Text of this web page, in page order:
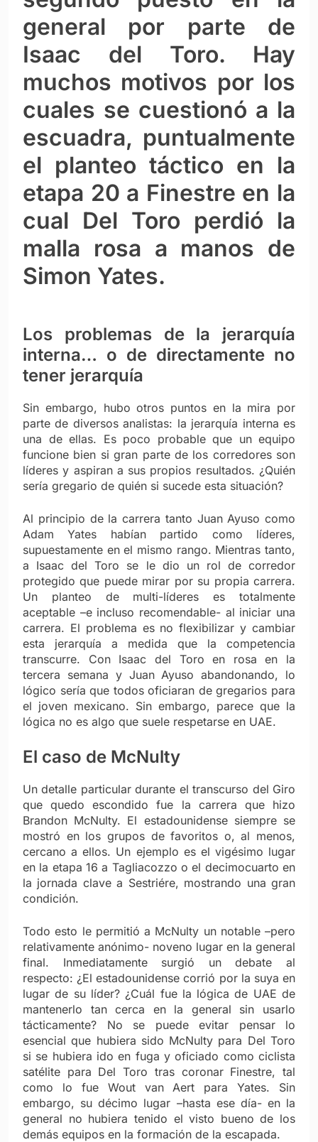
general por parte de
Isaac del Toro. Hay
muchos motivos por los
cuales se cuestionó a la
escuadra, puntualmente
el planteo táctico en la
etapa 20 a Finestre en la
cual Del Toro perdió la
malla rosa a manos de
Simon Yates.
Los problemas de la jerarquía
interna… o de directamente no
tener jerarquía
Sin embargo, hubo otros puntos en la mira por
parte de diversos analistas: la jerarquía interna es
una de ellas. Es poco probable que un equipo
funcione bien si gran parte de los corredores son
líderes y aspiran a sus propios resultados. ¿Quién
sería gregario de quién si sucede esta situación?
Al principio de la carrera tanto Juan Ayuso como
Adam Yates habían partido como líderes,
supuestamente en el mismo rango. Mientras tanto,
a Isaac del Toro se le dio un rol de corredor
protegido que puede mirar por su propia carrera.
Un planteo de multi-líderes es totalmente
aceptable –e incluso recomendable- al iniciar una
carrera. El problema es no flexibilizar y cambiar
esta jerarquía a medida que la competencia
transcurre. Con Isaac del Toro en rosa en la
tercera semana y Juan Ayuso abandonando, lo
lógico sería que todos oficiaran de gregarios para
el joven mexicano. Sin embargo, parece que la
lógica no es algo que suele respetarse en UAE.
El caso de McNulty
Un detalle particular durante el transcurso del Giro
que quedo escondido fue la carrera que hizo
Brandon McNulty. El estadounidense siempre se
mostró en los grupos de favoritos o, al menos,
cercano a ellos. Un ejemplo es el vigésimo lugar
en la etapa 16 a Tagliacozzo o el decimocuarto en
la jornada clave a Sestriére, mostrando una gran
condición.
Todo esto le permitió a McNulty un notable –pero
relativamente anónimo- noveno lugar en la general
final. Inmediatamente surgió un debate al
respecto: ¿El estadounidense corrió por la suya en
lugar de su líder? ¿Cuál fue la lógica de UAE de
mantenerlo tan cerca en la general sin usarlo
tácticamente? No se puede evitar pensar lo
esencial que hubiera sido McNulty para Del Toro
si se hubiera ido en fuga y oficiado como ciclista
satélite para Del Toro tras coronar Finestre, tal
como lo fue Wout van Aert para Yates. Sin
embargo, su décimo lugar –hasta ese día- en la
general no hubiera tenido el visto bueno de los
demás equipos en la formación de la escapada.